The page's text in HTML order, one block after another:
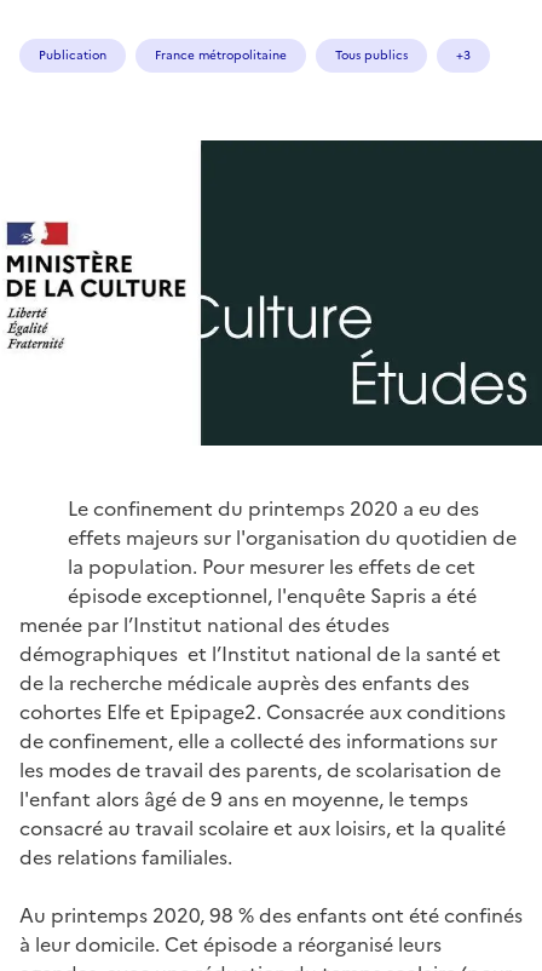
Publication France métropolitaine Tous publics +3
Le confinement du printemps 2020 a eu des
effets majeurs sur l'organisation du quotidien de
la population. Pour mesurer les effets de cet
épisode exceptionnel, l'enquête Sapris a été
menée par l’Institut national des études
démographiques et l’Institut national de la santé et
de la recherche médicale auprès des enfants des
cohortes Elfe et Epipage2. Consacrée aux conditions
de confinement, elle a collecté des informations sur
les modes de travail des parents, de scolarisation de
l'enfant alors âgé de 9 ans en moyenne, le temps
consacré au travail scolaire et aux loisirs, et la qualité
des relations familiales.
Au printemps 2020, 98 % des enfants ont été confinés
à leur domicile. Cet épisode a réorganisé leurs